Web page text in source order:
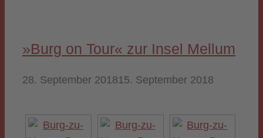
»Burg on Tour« zur Insel Mellum
28. September 201815. September 2018